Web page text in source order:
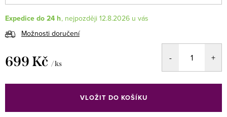
Expedice do 24 h
12.8.2026
Možnosti doručení
699 Kč / ks
cena:
VLOŽIT DO KOŠÍKU